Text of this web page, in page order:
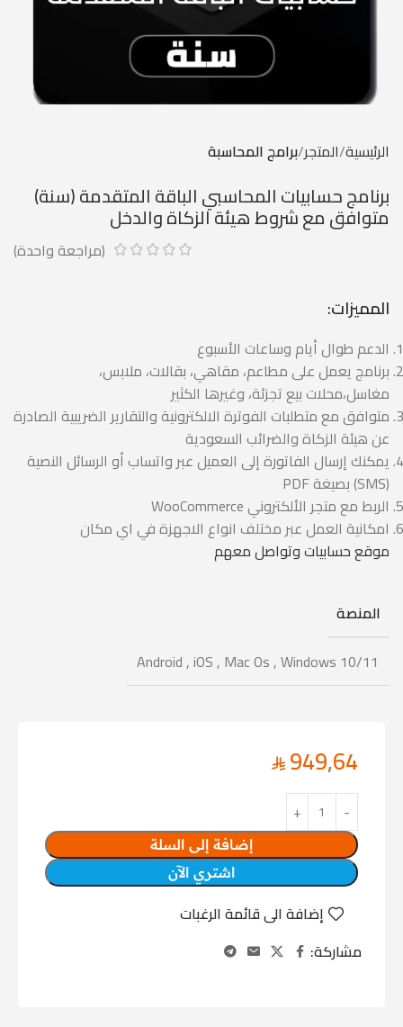
الرئيسية المتجر برامج المحاسبة
برنامج حسابيات المحاسبي الباقة المتقدمة (سنة)
متوافق مع شروط هيئة الزكاة والدخل
(مراجعة واحدة)
المميزات:
الدعم طوال أيام وساعات الأسبوع
برنامج يعمل على مطاعم، مقاهي، بقالات، ملابس،
مغاسل،محلات بيع تجزئة، وغيرها الكثير
متوافق مع متطلبات الفوترة الالكترونية والتقارير الضريبية الصادرة
عن هيئة الزكاة والضرائب السعودية
يمكنك إرسال الفاتورة إلى العميل عبر واتساب أو الرسائل النصية
(SMS) بصيغة PDF
الربط مع متجر الألكتروني WooCommerce
امكانية العمل عبر مختلف انواع الاجهزة في اي مكان
موقع حسابيات وتواصل معهم
المنصة
Android,iOS, Mac Os,Windows 10/11
949,64
إضافة إلى السلة
اشتري الآن
إضافة الى قائمة الرغبات
مشاركة: